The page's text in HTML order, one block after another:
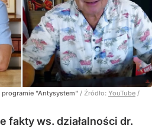
programie "Antysystem" / Źródło: YouTube /
fakty ws. działalności dr.